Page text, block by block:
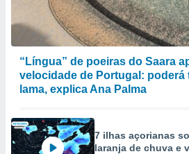
“Língua” de poeiras do Saara
velocidade de Portugal: poderá
lama, explica Ana Palma
7 ilhas açorianas
laranja de chuva e